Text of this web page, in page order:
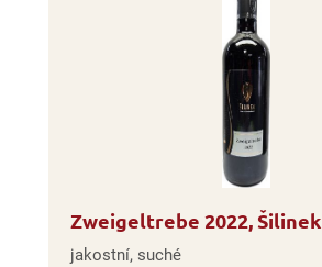
Zweigeltrebe 2022, Šilinek
jakostní, suché